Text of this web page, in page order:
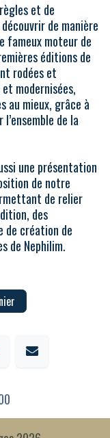
et de
de manière
fameux moteur de
éditions de
rodées et
modernisées,
au mieux, grâce à
de la
une présentation
de notre
de relier
des
de création de
de Nephilim.